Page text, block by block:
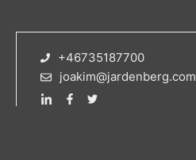
+46735187700
joakim@jardenberg.com